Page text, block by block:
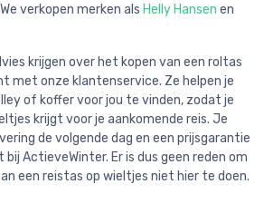
verkopen merken als Helly Hansen en
krijgen over het kopen van een roltas
met onze klantenservice. Ze helpen je
of koffer voor jou te vinden, zodat je
krijgt voor je aankomende reis. Je
de volgende dag en een prijsgarantie
bij ActieveWinter. Er is dus geen reden om
een reistas op wieltjes niet hier te doen.